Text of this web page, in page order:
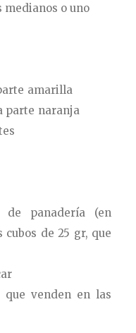
o uno
amarilla
parte naranja
panadería (en
cubos de 25 gr, que
venden en las